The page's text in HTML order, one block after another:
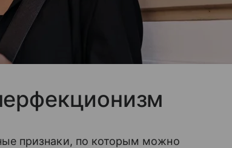
признаки, по которым можно